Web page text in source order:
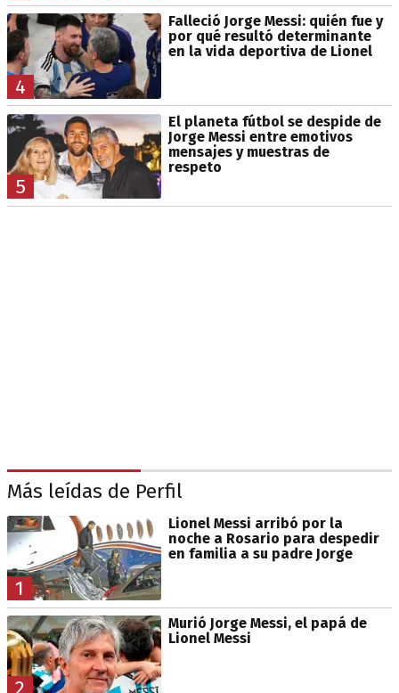
4
Falleció Jorge Messi: quién fue y
por qué resultó determinante
en la vida deportiva de Lionel
5
El planeta fútbol se despide de
Jorge Messi entre emotivos
mensajes y muestras de
respeto
Más leídas de Perfil
1
Lionel Messi arribó por la
noche a Rosario para despedir
en familia a su padre Jorge
Murió Jorge Messi, el papá de
Lionel Messi